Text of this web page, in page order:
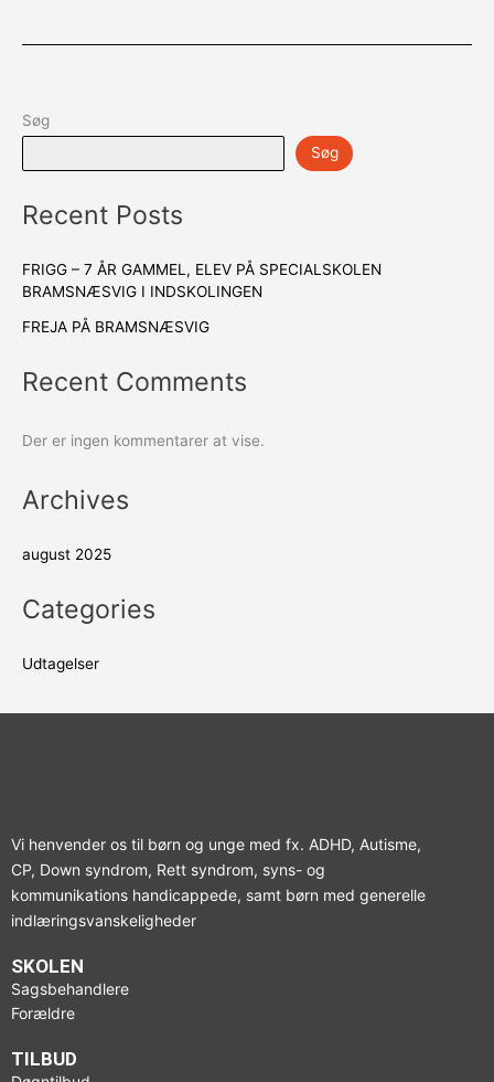
Søg
Søg
Recent Posts
FRIGG – 7 ÅR GAMMEL, ELEV PÅ SPECIALSKOLEN
BRAMSNÆSVIG I INDSKOLINGEN
FREJA PÅ BRAMSNÆSVIG
Recent Comments
Der er ingen kommentarer at vise.
Archives
august 2025
Categories
Udtagelser
Vi henvender os til børn og unge med fx. ADHD, Autisme,
CP, Down syndrom, Rett syndrom, syns- og
kommunikations handicappede, samt børn med generelle
indlæringsvanskeligheder
SKOLEN
Sagsbehandlere
Forældre
TILBUD